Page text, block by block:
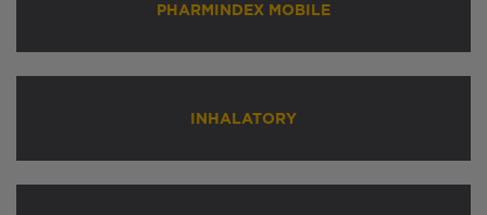
PHARMINDEX MOBILE
INHALATORY